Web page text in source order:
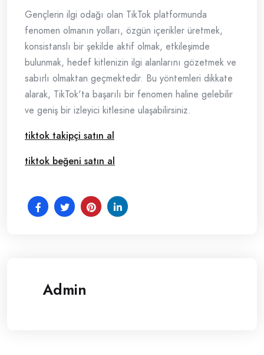
Gençlerin ilgi odağı olan TikTok platformunda
fenomen olmanın yolları, özgün içerikler üretmek,
konsistanslı bir şekilde aktif olmak, etkileşimde
bulunmak, hedef kitlenizin ilgi alanlarını gözetmek ve
sabırlı olmaktan geçmektedir. Bu yöntemleri dikkate
alarak, TikTok'ta başarılı bir fenomen haline gelebilir
ve geniş bir izleyici kitlesine ulaşabilirsiniz.
tiktok takipçi satın al
tiktok beğeni satın al
Admin